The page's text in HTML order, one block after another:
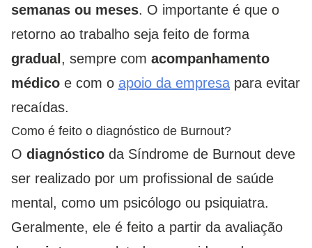
semanas ou meses. O importante é que o
retorno ao trabalho seja feito de forma
gradual , sempre com acompanhamento
médico e com o apoio da empresa para evitar
recaídas.
Como é feito o diagnóstico de Burnout?
O diagnóstico da Síndrome de Burnout deve
ser realizado por um profissional de saúde
mental, como um psicólogo ou psiquiatra.
Geralmente, ele é feito a partir da avaliação